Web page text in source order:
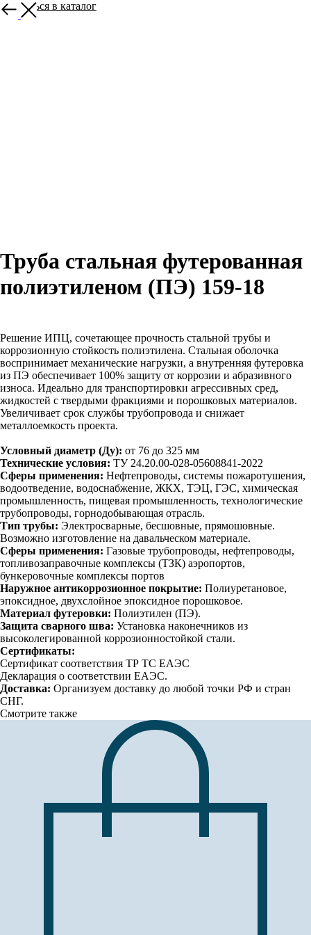
Вернуться в каталог
Труба стальная футерованная
полиэтиленом (ПЭ) 159-18
Решение ИПЦ, сочетающее прочность стальной трубы и
коррозионную стойкость полиэтилена. Стальная оболочка
воспринимает механические нагрузки, а внутренняя футеровка
из ПЭ обеспечивает 100% защиту от коррозии и абразивного
износа. Идеально для транспортировки агрессивных сред,
жидкостей с твердыми фракциями и порошковых материалов.
Увеличивает срок службы трубопровода и снижает
металлоемкость проекта.
Условный диаметр (Ду): от 76 до 325 мм
Технические условия: ТУ 24.20.00-028-05608841-2022
Сферы применения: Нефтепроводы, системы пожаротушения,
водоотведение, водоснабжение, ЖКХ, ТЭЦ, ГЭС, химическая
промышленность, пищевая промышленность, технологические
трубопроводы, горнодобывающая отрасль.
Тип трубы: Электросварные, бесшовные, прямошовные.
Возможно изготовление на давальческом материале.
Сферы применения: Газовые трубопроводы, нефтепроводы,
топливозаправочные комплексы (ТЗК) аэропортов,
бункеровочные комплексы портов
Наружное антикоррозионное покрытие: Полиуретановое,
эпоксидное, двухслойное эпоксидное порошковое.
Материал футеровки: Полиэтилен (ПЭ).
Защита сварного шва: Установка наконечников из
высоколегированной коррозионностойкой стали.
Сертификаты:
Сертификат соответствия ТР ТС ЕАЭС
Декларация о соответствии ЕАЭС.
Доставка: Организуем доставку до любой точки РФ и стран
СНГ.
Смотрите также